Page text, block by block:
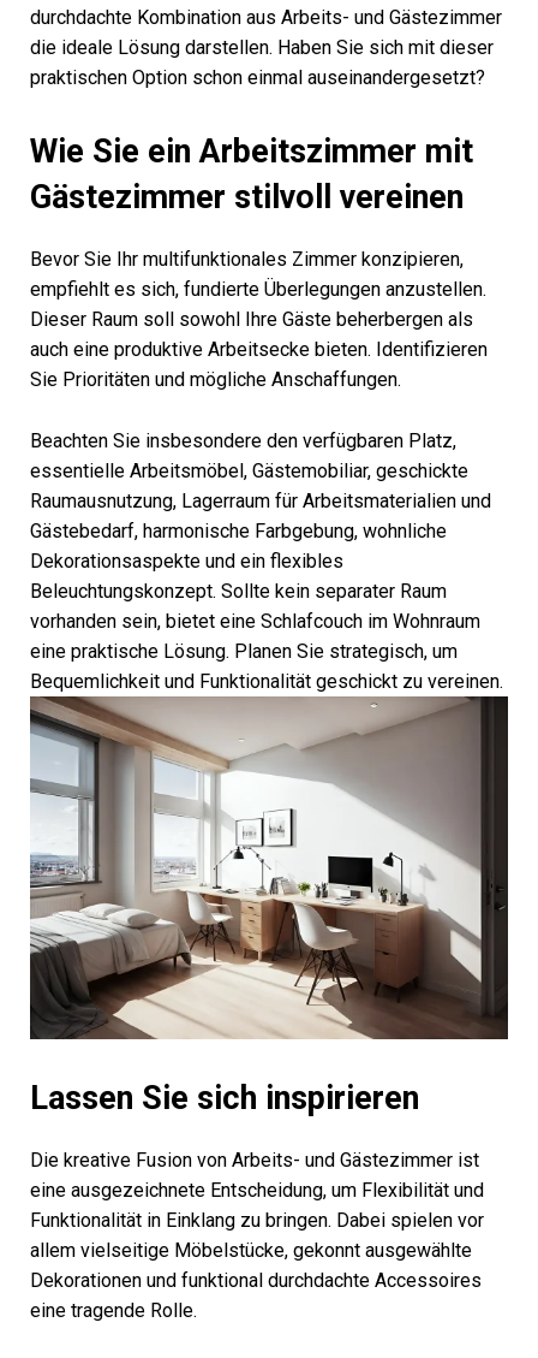
durchdachte Kombination aus Arbeits- und Gästezimmer
die ideale Lösung darstellen. Haben Sie sich mit dieser
praktischen Option schon einmal auseinandergesetzt?
Wie Sie ein Arbeitszimmer mit
Gästezimmer stilvoll vereinen
Bevor Sie Ihr multifunktionales Zimmer konzipieren,
empfiehlt es sich, fundierte Überlegungen anzustellen.
Dieser Raum soll sowohl Ihre Gäste beherbergen als
auch eine produktive Arbeitsecke bieten. Identifizieren
Sie Prioritäten und mögliche Anschaffungen.
Beachten Sie insbesondere den verfügbaren Platz,
essentielle Arbeitsmöbel, Gästemobiliar, geschickte
Raumausnutzung, Lagerraum für Arbeitsmaterialien und
Gästebedarf, harmonische Farbgebung, wohnliche
Dekorationsaspekte und ein flexibles
Beleuchtungskonzept. Sollte kein separater Raum
vorhanden sein, bietet eine Schlafcouch im Wohnraum
eine praktische Lösung. Planen Sie strategisch, um
Bequemlichkeit und Funktionalität geschickt zu vereinen.
Lassen Sie sich inspirieren
Die kreative Fusion von Arbeits- und Gästezimmer ist
eine ausgezeichnete Entscheidung, um Flexibilität und
Funktionalität in Einklang zu bringen. Dabei spielen vor
allem vielseitige Möbelstücke, gekonnt ausgewählte
Dekorationen und funktional durchdachte Accessoires
eine tragende Rolle.